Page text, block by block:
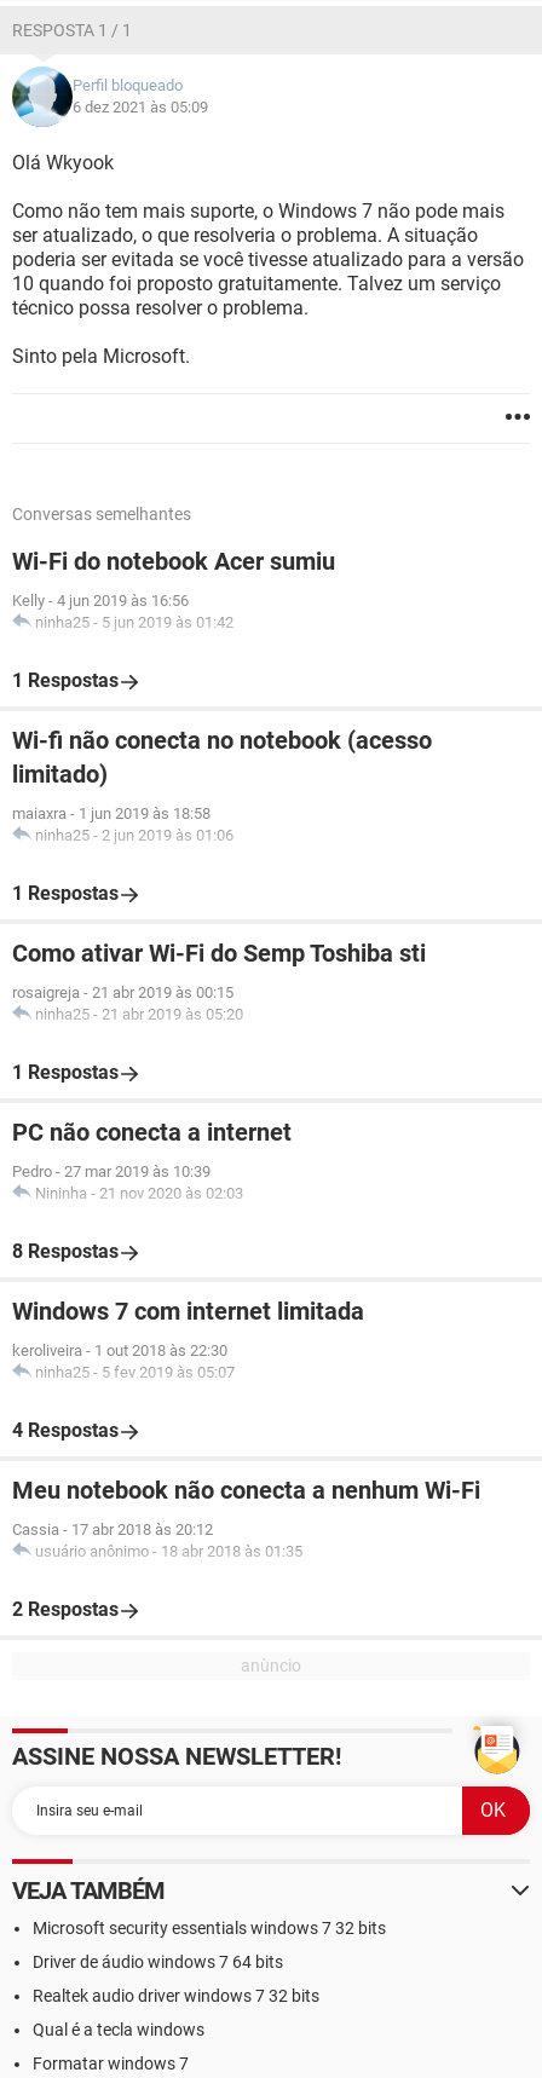
RESPOSTA 1 / 1
Perfil bloqueado
6 dez 2021 às 05:09
Olá Wkyook
Como não tem mais suporte, o Windows 7 não pode mais
ser atualizado, o que resolveria o problema. A situação
poderia ser evitada se você tivesse atualizado para a versão
10 quando foi proposto gratuitamente. Talvez um serviço
técnico possa resolver o problema.
Sinto pela Microsoft.
Conversas semelhantes
Wi-Fi do notebook Acer sumiu
Kelly - 4 jun 2019 às 16:56
ninha25 - 5 jun 2019 às 01:42
1 Respostas
Wi-fi não conecta no notebook (acesso
limitado)
maiaxra - 1 jun 2019 às 18:58
ninha25 - 2 jun 2019 às 01:06
1 Respostas
Como ativar Wi-Fi do Semp Toshiba sti
rosaigreja - 21 abr 2019 às 00:15
ninha25 - 21 abr 2019 às 05:20
1 Respostas
PC não conecta a internet
Pedro - 27 mar 2019 às 10:39
Nininha - 21 nov 2020 às 02:03
8 Respostas
Windows 7 com internet limitada
keroliveira - 1 out 2018 às 22:30
ninha25 - 5 fev 2019 às 05:07
4 Respostas
Meu notebook não conecta a nenhum Wi-Fi
Cassia - 17 abr 2018 às 20:12
usuário anônimo - 18 abr 2018 às 01:35
2 Respostas
ASSINE NOSSA NEWSLETTER!
VEJA TAMBÉM
Microsoft security essentials windows 7 32 bits
Driver de áudio windows 7 64 bits
Realtek audio driver windows 7 32 bits
Qual é a tecla windows
Formatar windows 7